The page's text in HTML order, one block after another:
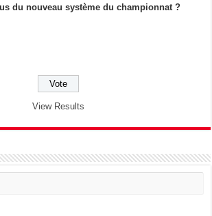
du nouveau système du championnat ?
View Results